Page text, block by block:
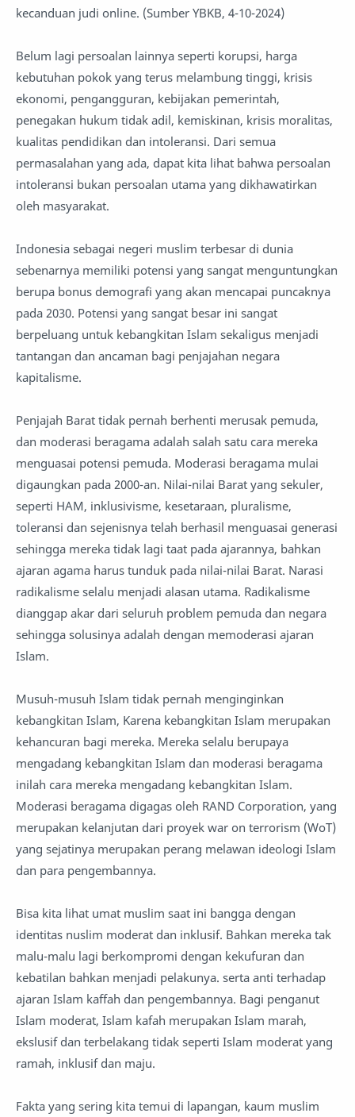
kecanduan judi online. (Sumber YBKB, 4-10-2024)
Belum lagi persoalan lainnya seperti korupsi, harga
kebutuhan pokok yang terus melambung tinggi, krisis
ekonomi, pengangguran, kebijakan pemerintah,
penegakan hukum tidak adil, kemiskinan, krisis moralitas,
kualitas pendidikan dan intoleransi. Dari semua
permasalahan yang ada, dapat kita lihat bahwa persoalan
intoleransi bukan persoalan utama yang dikhawatirkan
oleh masyarakat.
Indonesia sebagai negeri muslim terbesar di dunia
sebenarnya memiliki potensi yang sangat menguntungkan
berupa bonus demografi yang akan mencapai puncaknya
pada 2030. Potensi yang sangat besar ini sangat
berpeluang untuk kebangkitan Islam sekaligus menjadi
tantangan dan ancaman bagi penjajahan negara
kapitalisme.
Penjajah Barat tidak pernah berhenti merusak pemuda,
dan moderasi beragama adalah salah satu cara mereka
menguasai potensi pemuda. Moderasi beragama mulai
digaungkan pada 2000-an. Nilai-nilai Barat yang sekuler,
seperti HAM, inklusivisme, kesetaraan, pluralisme,
toleransi dan sejenisnya telah berhasil menguasai generasi
sehingga mereka tidak lagi taat pada ajarannya, bahkan
ajaran agama harus tunduk pada nilai-nilai Barat. Narasi
radikalisme selalu menjadi alasan utama. Radikalisme
dianggap akar dari seluruh problem pemuda dan negara
sehingga solusinya adalah dengan memoderasi ajaran
Islam.
Musuh-musuh Islam tidak pernah menginginkan
kebangkitan Islam, Karena kebangkitan Islam merupakan
kehancuran bagi mereka. Mereka selalu berupaya
mengadang kebangkitan Islam dan moderasi beragama
inilah cara mereka mengadang kebangkitan Islam.
Moderasi beragama digagas oleh RAND Corporation, yang
merupakan kelanjutan dari proyek war on terrorism (WoT)
yang sejatinya merupakan perang melawan ideologi Islam
dan para pengembannya.
Bisa kita lihat umat muslim saat ini bangga dengan
identitas nuslim moderat dan inklusif. Bahkan mereka tak
malu-malu lagi berkompromi dengan kekufuran dan
kebatilan bahkan menjadi pelakunya. serta anti terhadap
ajaran Islam kaffah dan pengembannya. Bagi penganut
Islam moderat, Islam kafah merupakan Islam marah,
ekslusif dan terbelakang tidak seperti Islam moderat yang
ramah, inklusif dan maju.
Fakta yang sering kita temui di lapangan, kaum muslim